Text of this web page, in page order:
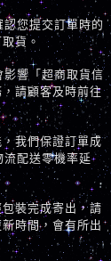
您提交訂單時的
貨。
響「超商取貨信
請顧客及時前往
我們保證訂單成
流配送零機率延
裝完成寄出，請
時間，會有所出